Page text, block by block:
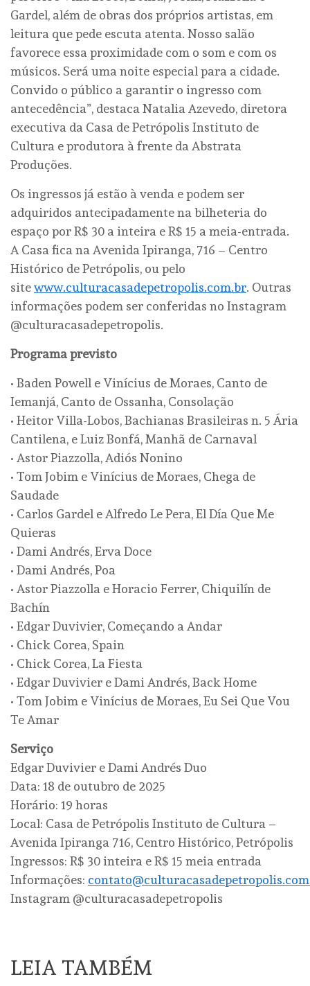
Gardel, além de obras dos próprios artistas, em
leitura que pede escuta atenta. Nosso salão
favorece essa proximidade com o som e com os
músicos. Será uma noite especial para a cidade.
Convido o público a garantir o ingresso com
antecedência”, destaca Natalia Azevedo, diretora
executiva da Casa de Petrópolis Instituto de
Cultura e produtora à frente da Abstrata
Produções.
Os ingressos já estão à venda e podem ser
adquiridos antecipadamente na bilheteria do
espaço por R$ 30 a inteira e R$ 15 a meia-entrada.
A Casa fica na Avenida Ipiranga, 716 – Centro
Histórico de Petrópolis, ou pelo
sitewww.culturacasadepetropolis.com.br. Outras
informações podem ser conferidas no Instagram
@culturacasadepetropolis.
Programa previsto
• Baden Powell e Vinícius de Moraes, Canto de
Iemanjá, Canto de Ossanha, Consolação
• Heitor Villa-Lobos, Bachianas Brasileiras n. 5 Ária
Cantilena, e Luiz Bonfá, Manhã de Carnaval
• Astor Piazzolla, Adiós Nonino
• Tom Jobim e Vinícius de Moraes, Chega de
Saudade
• Carlos Gardel e Alfredo Le Pera, El Día Que Me
Quieras
• Dami Andrés, Erva Doce
• Dami Andrés, Poa
• Astor Piazzolla e Horacio Ferrer, Chiquilín de
Bachín
• Edgar Duvivier, Começando a Andar
• Chick Corea, Spain
• Chick Corea, La Fiesta
• Edgar Duvivier e Dami Andrés, Back Home
• Tom Jobim e Vinícius de Moraes, Eu Sei Que Vou
Te Amar
Serviço
Edgar Duvivier e Dami Andrés Duo
Data: 18 de outubro de 2025
Horário: 19 horas
Local: Casa de Petrópolis Instituto de Cultura –
Avenida Ipiranga 716, Centro Histórico, Petrópolis
Ingressos: R$ 30 inteira e R$ 15 meia entrada
Informações:
Instagram @culturacasadepetropolis
LEIA TAMBÉM